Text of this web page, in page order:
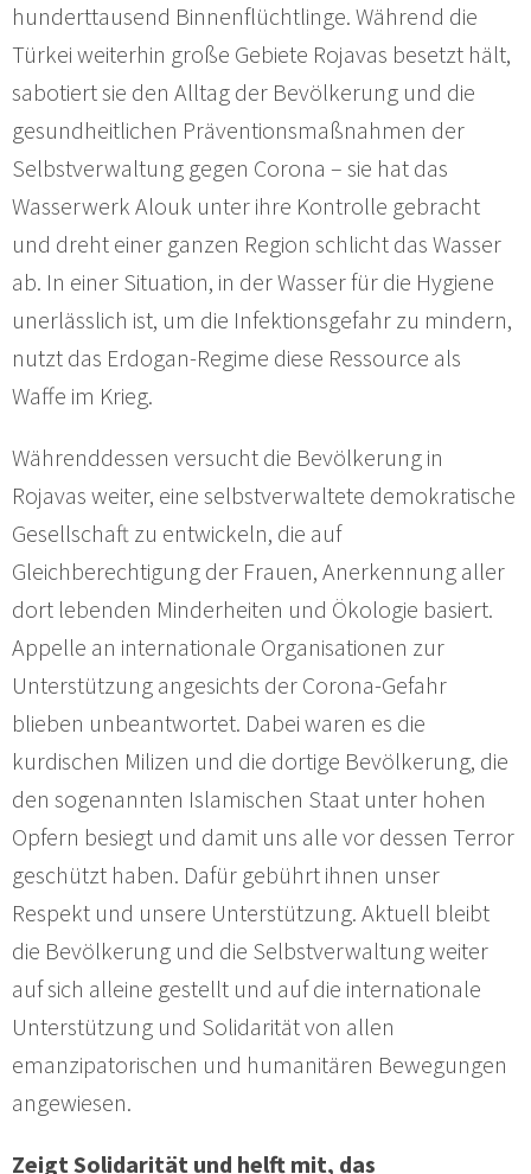
hunderttausend Binnenflüchtlinge. Während die
Türkei weiterhin große Gebiete Rojavas besetzt hält,
sabotiert sie den Alltag der Bevölkerung und die
gesundheitlichen Präventionsmaßnahmen der
Selbstverwaltung gegen Corona – sie hat das
Wasserwerk Alouk unter ihre Kontrolle gebracht
und dreht einer ganzen Region schlicht das Wasser
ab. In einer Situation, in der Wasser für die Hygiene
unerlässlich ist, um die Infektionsgefahr zu mindern,
nutzt das Erdogan-Regime diese Ressource als
Waffe im Krieg.
Währenddessen versucht die Bevölkerung in
Rojavas weiter, eine selbstverwaltete demokratische
Gesellschaft zu entwickeln, die auf
Gleichberechtigung der Frauen, Anerkennung aller
dort lebenden Minderheiten und Ökologie basiert.
Appelle an internationale Organisationen zur
Unterstützung angesichts der Corona-Gefahr
blieben unbeantwortet. Dabei waren es die
kurdischen Milizen und die dortige Bevölkerung, die
den sogenannten Islamischen Staat unter hohen
Opfern besiegt und damit uns alle vor dessen Terror
geschützt haben. Dafür gebührt ihnen unser
Respekt und unsere Unterstützung. Aktuell bleibt
die Bevölkerung und die Selbstverwaltung weiter
auf sich alleine gestellt und auf die internationale
Unterstützung und Solidarität von allen
emanzipatorischen und humanitären Bewegungen
angewiesen.
Zeigt Solidarität und helft mit, das